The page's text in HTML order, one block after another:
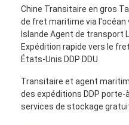
Chine Transitaire en gros
de fret maritime via
Islande Agent de transport
Expédition rapide vers le
États-Unis DDP DDU
Transitaire et agent
des expéditions DDP
services de stockage